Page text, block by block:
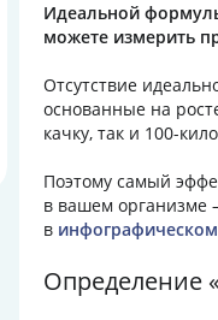
Идеальной
можете измерить
Отсутствие
основанные на
качку, так и 100-
Поэтому самый
в вашем организме
в
Определение